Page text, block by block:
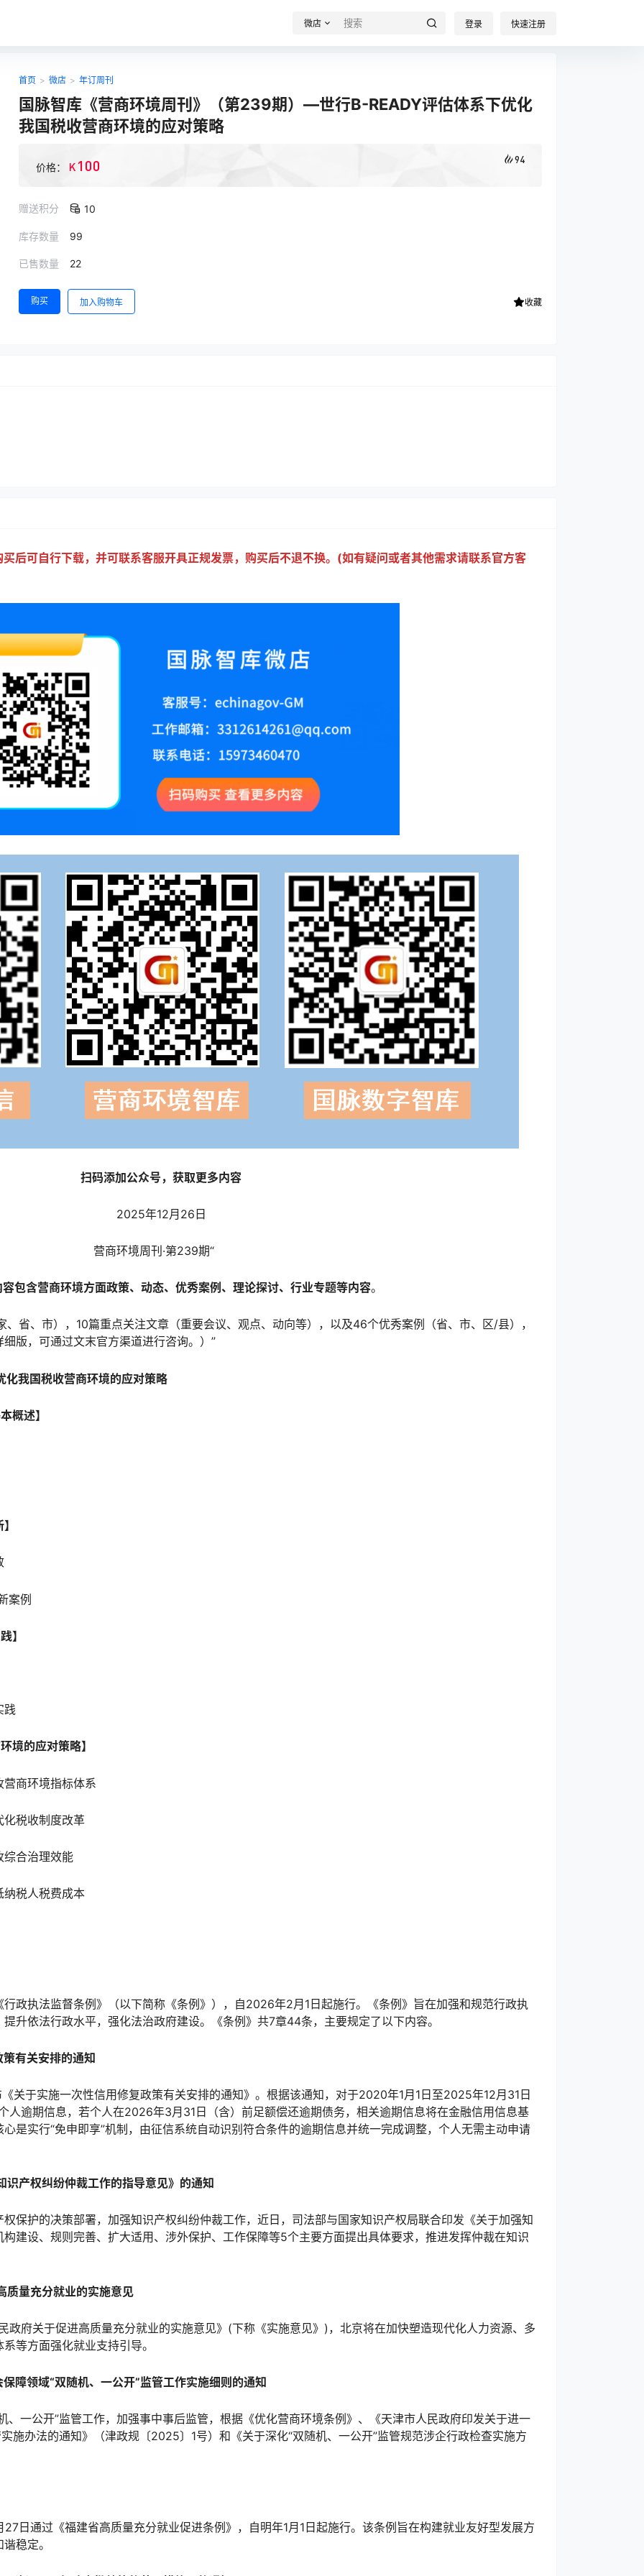
微店 登录 快速注册
首页 > 微店 > 年订周刊
国脉智库《营商环境周刊》（第239期）—世行B-READY评估体系下优化
我国税收营商环境的应对策略
价格： K 100 94
赠送积分 10
库存数量 99
已售数量 22
购买 加入购物车 收藏
后可自行下载，并可联系客服开具正规发票，购买后不退不换。(如有疑问或者其他需求请联系官方客
扫码添加公众号，获取更多内容
2025年12月26日
营商环境周刊·第239期“
包含营商环境方面政策、动态、优秀案例、理论探讨、行业专题等内容。
省、市），10篇重点关注文章（重要会议、观点、动向等），以及46个优秀案例（省、市、区/县），
版，可通过文末官方渠道进行咨询。）”
我国税收营商环境的应对策略
概述】
案例
】
践
境的应对策略】
商环境指标体系
化税收制度改革
综合治理效能
纳税人税费成本
政执法监督条例》（以下简称《条例》），自2026年2月1日起施行。《条例》旨在加强和规范行政执
升依法行政水平，强化法治政府建设。《条例》共7章44条，主要规定了以下内容。
有关安排的通知
关于实施一次性信用修复政策有关安排的通知》。根据该通知，对于2020年1月1日至2025年12月31日
人逾期信息，若个人在2026年3月31日（含）前足额偿还逾期债务，相关逾期信息将在金融信用信息基
是实行“免申即享”机制，由征信系统自动识别符合条件的逾期信息并统一完成调整，个人无需主动申请
产权纠纷仲裁工作的指导意见》的通知
保护的决策部署，加强知识产权纠纷仲裁工作，近日，司法部与国家知识产权局联合印发《关于加强知
建设、规则完善、扩大适用、涉外保护、工作保障等5个主要方面提出具体要求，推进发挥仲裁在知识
质量充分就业的实施意见
政府关于促进高质量充分就业的实施意见》(下称《实施意见》)，北京将在加快塑造现代化人力资源、多
等方面强化就业支持引导。
障领域“双随机、一公开”监管工作实施细则的通知
、一公开”监管工作，加强事中事后监管，根据《优化营商环境条例》、《天津市人民政府印发关于进一
施办法的通知》（津政规〔2025〕1号）和《关于深化“双随机、一公开”监管规范涉企行政检查实施方
日通过《福建省高质量充分就业促进条例》，自明年1月1日起施行。该条例旨在构建就业友好型发展方
稳定。